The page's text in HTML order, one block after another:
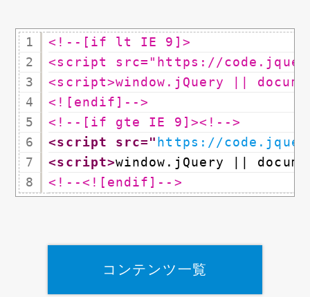
1
2
3
4
5
6
7
8
<!--[if lt IE 9]>
<script src=" https://
<script>window.jQuery ||
<![endif]-->
<!--[if gte IE 9]><!-->
<script src=" https://
<script>window.jQuery ||
<!--<![endif]-->
コンテンツ一覧